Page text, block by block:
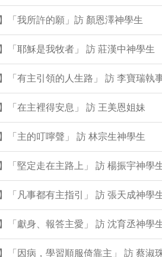
「我所許的願」訪 顏恩澤神學生
「耶穌是我牧者」 訪 莊漢中神學生
「有主引領的人生路」 訪 李寶瑞執
「在主裡得安息」 訪 王美恩姐妹
「主的叮嚀聲」 訪 林宗生神學生
「堅定走在主路上」 訪 楊振宇神學
「凡事都有主指引」 訪 張天成神學
「獻身、報答主愛」 訪 沈育丞神學
「因病，學習順服倚靠主」 訪 蔡淑